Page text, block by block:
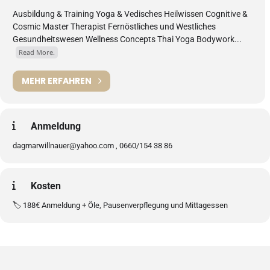
Ausbildung & Training Yoga & Vedisches Heilwissen Cognitive &
Cosmic Master Therapist Fernöstliches und Westliches
Gesundheitswesen Wellness Concepts Thai Yoga Bodywork...
Read More.
MEHR ERFAHREN
Anmeldung
dagmarwillnauer@yahoo.com , 0660/154 38 86
Kosten
🏷️ 188€ Anmeldung + Öle, Pausenverpflegung und Mittagessen